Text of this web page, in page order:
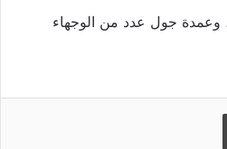
وعمدة جول عدد من الوجهاء
طباعة